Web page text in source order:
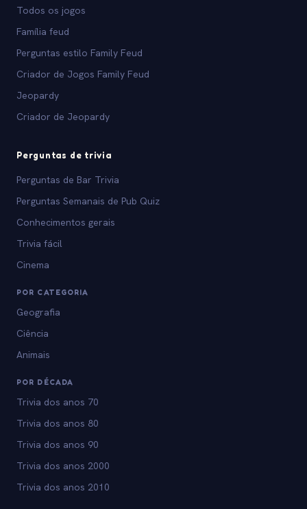
Todos os jogos
Família feud
Perguntas estilo Family Feud
Criador de Jogos Family Feud
Jeopardy
Criador de Jeopardy
Perguntas de trivia
Perguntas de Bar Trivia
Perguntas Semanais de Pub Quiz
Conhecimentos gerais
Trivia fácil
Cinema
POR CATEGORIA
Geografia
Ciência
Animais
POR DÉCADA
Trivia dos anos 70
Trivia dos anos 80
Trivia dos anos 90
Trivia dos anos 2000
Trivia dos anos 2010